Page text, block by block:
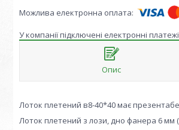
У компанії підключені електронні
Опис
Лоток плетений в8-40*40 має
Лоток плетений з лози, дно фанера 6 мм